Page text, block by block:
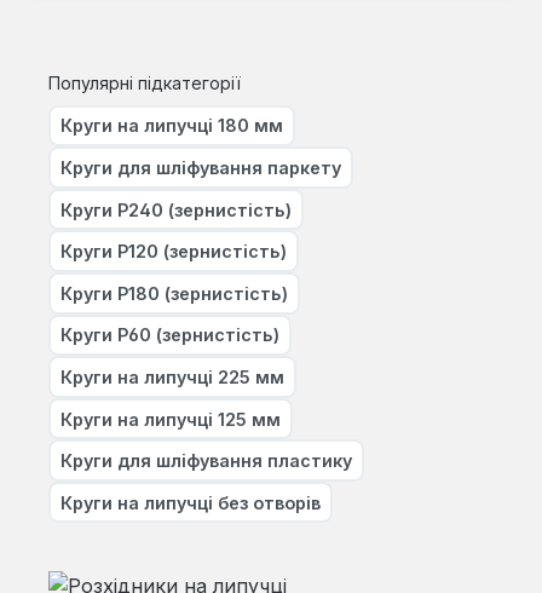
Популярні підкатегорії
Круги на липучці 180 мм
Круги для шліфування паркету
Круги Р240 (зернистість)
Круги Р120 (зернистість)
Круги Р180 (зернистість)
Круги Р60 (зернистість)
Круги на липучці 225 мм
Круги на липучці 125 мм
Круги для шліфування пластику
Круги на липучці без отворів